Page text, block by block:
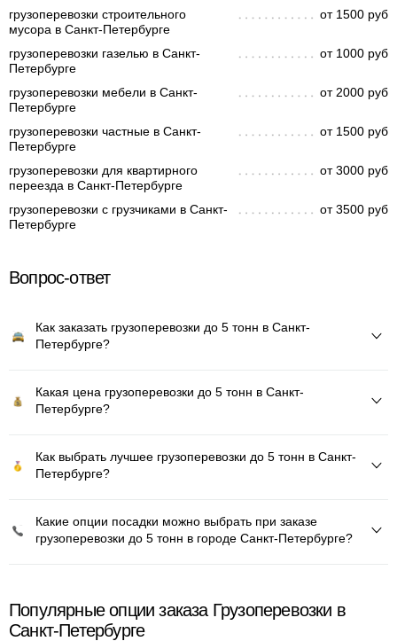
грузоперевозки строительного
мусора в Санкт-Петербурге
от 1500 руб
грузоперевозки газелью в Санкт-
Петербурге
от 1000 руб
грузоперевозки мебели в Санкт-
Петербурге
от 2000 руб
грузоперевозки частные в Санкт-
Петербурге
от 1500 руб
грузоперевозки для квартирного
переезда в Санкт-Петербурге
от 3000 руб
грузоперевозки с грузчиками в Санкт-
Петербурге
от 3500 руб
Вопрос-ответ
Как заказать грузоперевозки до 5 тонн в Санкт-
Петербурге?
Какая цена грузоперевозки до 5 тонн в Санкт-
Петербурге?
Как выбрать лучшее грузоперевозки до 5 тонн в Санкт-
Петербурге?
Какие опции посадки можно выбрать при заказе
грузоперевозки до 5 тонн в городе Санкт-Петербурге?
Популярные опции заказа Грузоперевозки в
Санкт-Петербурге